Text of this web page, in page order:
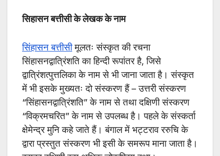
सिहासन बत्तीसी के लेखक के नाम
सिंहासन बत्तीसीमूलतः संस्कृत की रचना
सिंहासनद्वात्रिंशति का हिन्दी रूपांतर है, जिसे
द्वात्रिंशत्पुत्तलिका के नाम से भी जाना जाता है। संस्कृत
में भी इसके मुख्यतः दो संस्करण हैं – उत्तरी संस्करण
“सिंहासनद्वात्रिंशति” के नाम से तथा दक्षिणी संस्करण
“विक्रमचरित” के नाम से उपलब्ध है। पहले के संस्कर्ता
क्षेमेन्द्र मुनि कहे जाते हैं। बंगाल में भट्टराव ररुचि के
द्वारा प्रस्तुत संस्करण भी इसी के समरूप माना जाता है।